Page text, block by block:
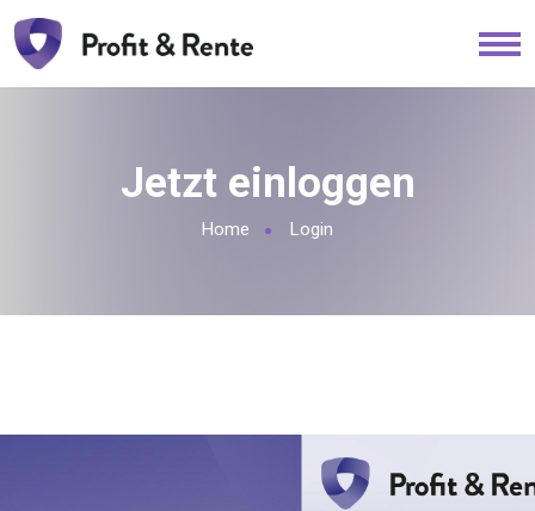
Jetzt einloggen
Home Login